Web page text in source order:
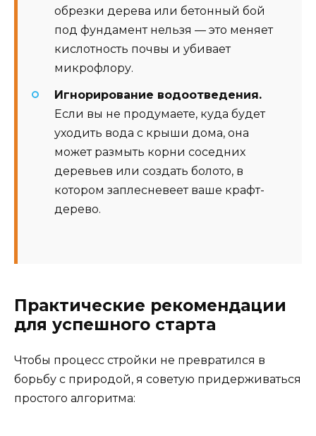
обрезки дерева или бетонный бой
под фундамент нельзя — это меняет
кислотность почвы и убивает
микрофлору.
Игнорирование водоотведения.
Если вы не продумаете, куда будет
уходить вода с крыши дома, она
может размыть корни соседних
деревьев или создать болото, в
котором заплесневеет ваше крафт-
дерево.
Практические рекомендации
для успешного старта
Чтобы процесс стройки не превратился в
борьбу с природой, я советую придерживаться
простого алгоритма: